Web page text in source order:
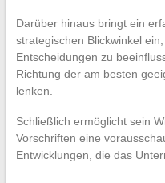
Darüber hinaus bringt ein
strategischen Blickwinkel
Entscheidungen zu
Richtung der am besten
lenken.
Schließlich ermöglicht sein
Vorschriften eine
Entwicklungen, die das